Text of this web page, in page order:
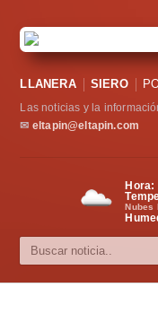
Sociedad
Cultura
LLANERA SIERO
Las noticias y la
✉ eltapin@eltapin.com
Hora:
Nubes